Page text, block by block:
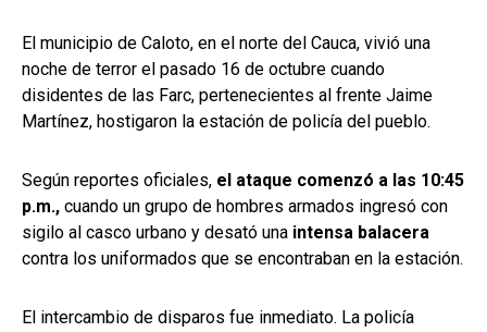
El municipio de Caloto, en el norte del Cauca, vivió una
noche de terror el pasado 16 de octubre cuando
disidentes de las Farc, pertenecientes al frente Jaime
Martínez, hostigaron la estación de policía del pueblo.
Según reportes oficiales, el ataque comenzó a las 10:45
p.m., cuando un grupo de hombres armados ingresó con
sigilo al casco urbano y desató una intensa balacera
contra los uniformados que se encontraban en la estación.
El intercambio de disparos fue inmediato. La policía